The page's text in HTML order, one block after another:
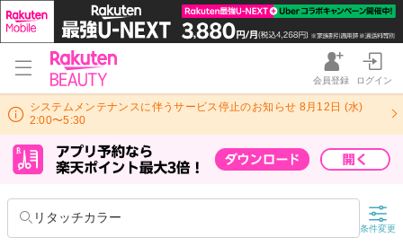
会員登録 ログイン
システムメンテナンスに伴うサービス停止のお知らせ 8月12日 (水)
2:00〜5:30
リタッチカラー
条件変更